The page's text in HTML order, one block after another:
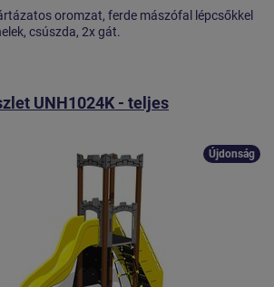
oromzat, ferde mászófal lépcsőkkel
csúszda, 2x gát.
UNH1024K - teljes
Újdonság